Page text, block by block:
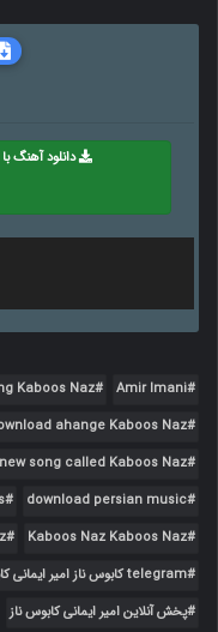
دانلود آهنگ با
Amir Imani
Kaboos Naz
ahange Kaboos Naz
song called Kaboos Naz
download persian music
Kaboos Naz Kaboos Naz
telegram کابوس ناز امیر ایمانی کابوس ناز
پخش آنلاین امیر ایمانی کابوس ناز